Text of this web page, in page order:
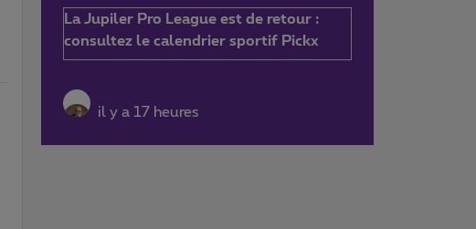
La Jupiler Pro League est de retour :
consultez le calendrier sportif Pickx
il y a 17 heures